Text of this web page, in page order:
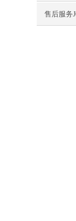
售后服务